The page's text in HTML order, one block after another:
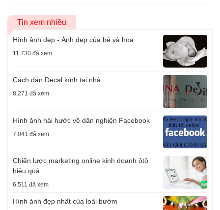
Tin xem nhiều
Hình ảnh đẹp - Ảnh đẹp của bé và hoa
11.730 đã xem
Cách dán Decal kính tại nhà
8.271 đã xem
Hình ảnh hài hước về dân nghiện Facebook
7.041 đã xem
Chiến lược marketing online kinh doanh ôtô
hiệu quả
6.511 đã xem
Hình ảnh đẹp nhất của loài bướm